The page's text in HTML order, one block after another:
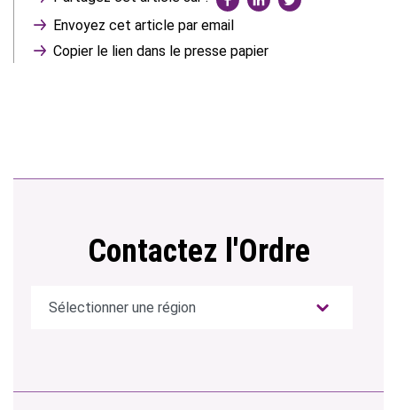
Envoyez cet article par email
Copier le lien dans le presse papier
Contactez l'Ordre